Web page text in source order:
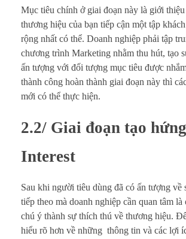
Mục tiêu chính ở giai đoạn này là giới thiệu
thương hiệu của bạn tiếp cận một tập
rộng nhất có thể. Doanh nghiệp phải tập
chương trình Marketing nhằm thu hút, tạo
ấn tượng với đối tượng mục tiêu được
thành công hoàn thành giai đoạn này thì
mới có thể thực hiện.
2.2/ Giai đoạn tạo
Interest
Sau khi người tiêu dùng đã có ấn tượng về
tiếp theo mà doanh nghiệp cần quan tâm
chú ý thành sự thích thú về thương hiệu.
hiểu rõ hơn về những thông tin và các lợi